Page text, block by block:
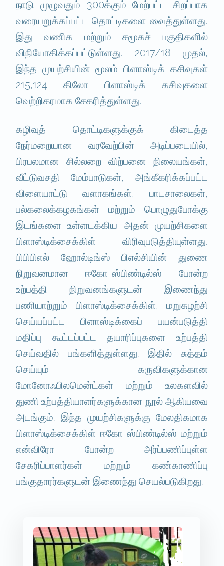
நாடு முழுவதும் 300க்கும் மேற்பட்ட சிறப்பாக
வரையறுக்கப்பட்ட தொட்டிகளை வைத்துள்ளது.
இது வணிக மற்றும் சமூகச் பகுதிகளில்
விநியோகிக்கப்பட்டுள்ளது. 2017/18 முதல்,
இந்த முயற்சியின் மூலம் பிளாஸ்டிக் கசிவுகள்
215,124 கிலோ பிளாஸ்டிக் கசிவுகளை
வெற்றிகரமாக சேகரித்துள்ளது.
கழிவுத் தொட்டிகளுக்குக் கிடைத்த
நேர்மறையான வரவேற்பின் அடிப்படையில்,
பிரபலமான சில்லறை விற்பனை நிலையங்கள்,
வீட்டுவசதி மேம்பாடுகள், அங்கீகரிக்கப்பட்ட
விளையாட்டு வளாகங்கள், பாடசாலைகள்,
பல்கலைக்கழகங்கள் மற்றும் பொழுதுபோக்கு
இடங்களை உள்ளடக்கிய அதன் முயற்சிகளை
பிளாஸ்டிக்சைக்கிள் விரிவுபடுத்தியுள்ளது.
பிபிபிஎல் ஹோல்டிங்ஸ் பிஎல்சியின் துணை
நிறுவனமான ஈகோ-ஸ்பிண்டில்ஸ் போன்ற
உற்பத்தி நிறுவனங்களுடன் இணைந்து
பணியாற்றும் பிளாஸ்டிக்சைக்கிள், மறுசுழற்சி
செய்யப்பட்ட பிளாஸ்டிக்கைப் பயன்படுத்தி
மதிப்பு கூட்டப்பட்ட தயாரிப்புகளை உற்பத்தி
செய்வதில் பங்களித்துள்ளது. இதில் சுத்தம்
செய்யும் கருவிகளுக்கான
மோனோஃபிலமென்ட்கள் மற்றும் உலகளவில்
துணி உற்பத்தியாளர்களுக்கான நூல் ஆகியவை
அடங்கும். இந்த முயற்சிகளுக்கு மேலதிகமாக
பிளாஸ்டிக்சைக்கிள் ஈகோ-ஸ்பிண்டில்ஸ் மற்றும்
என்விரோ போன்ற அர்ப்பணிப்புள்ள
சேகரிப்பாளர்கள் மற்றும் கண்காணிப்பு
பங்குதாரர்களுடன் இணைந்து செயல்படுகிறது.